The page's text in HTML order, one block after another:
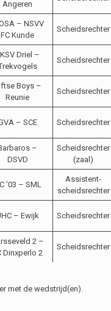
Angeren
– NSVV
FC Kunde
Scheidsrechter
Driel –
Scheidsrechter
Boys –
Reunie
Scheidsrechter
– SCE Scheidsrechter
–
DSVD
Scheidsrechter
(zaal)
’03 – SML
Assistent-
scheidsrechter
– Ewijk Scheidsrechter
2 –
Dinxperlo 2
Scheidsrechter
met de wedstrijd(en).